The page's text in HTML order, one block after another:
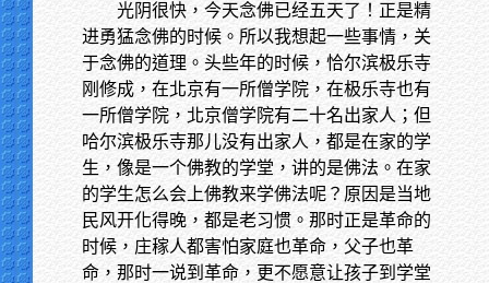
光阴很快，今天念佛已经五天了！正是精
进勇猛念佛的时候。所以我想起一些事情，关
于念佛的道理。头些年的时候，恰尔滨极乐寺
刚修成，在北京有一所僧学院，在极乐寺也有
一所僧学院，北京僧学院有二十名出家人；但
哈尔滨极乐寺那儿没有出家人，都是在家的学
生，像是一个佛教的学堂，讲的是佛法。在家
的学生怎么会上佛教来学佛法呢？原因是当地
民风开化得晚，都是老习惯。那时正是革命的
时候，庄稼人都害怕家庭也革命，父子也革
命，那时一说到革命，更不愿意让孩子到学堂